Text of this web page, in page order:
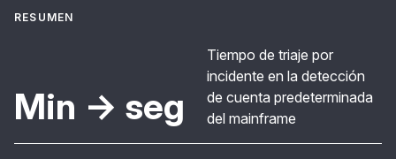
RESUMEN
Min → seg
Tiempo de triaje por
incidente en la detección
de cuenta predeterminada
del mainframe